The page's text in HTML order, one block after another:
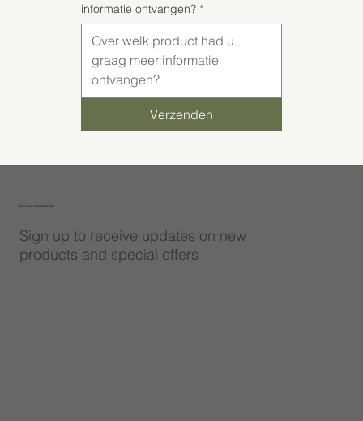
informatie ontvangen? *
Verzenden
Sign up to receive updates on new
products and special offers
Subscribe to Our Newsletter